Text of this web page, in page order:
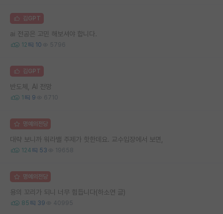
김GPT
ai 전공은 고민 해보셔야 합니다.
12 10 5796
김GPT
반도체, AI 전망
1 9 6710
명예의전당
대략 보니까 워라밸 주제가 핫한데요. 교수입장에서 보면,
124 53 19658
명예의전당
용의 꼬리가 되니 너무 힘듭니다(하소연 글)
85 39 40995